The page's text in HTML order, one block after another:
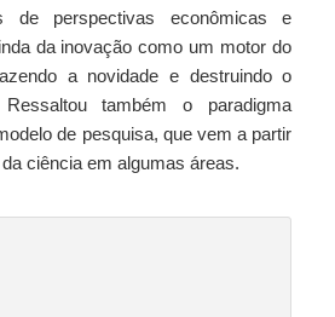
de perspectivas econômicas e
da inovação como um motor do
a novidade e destruindo o
também o paradigma
de pesquisa, que vem a partir
ciência em algumas áreas.